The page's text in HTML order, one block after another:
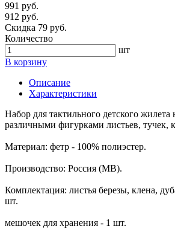
991 руб.
912 руб.
Скидка 79 руб.
Количество
шт
В корзину
Описание
Характеристики
Набор для тактильного детского жилета
различными фигурками листьев, тучек,
Материал: фетр - 100% полиэстер.
Производство: Россия (МВ).
Комплектация: листья березы, клена,
шт.
мешочек для хранения - 1 шт.